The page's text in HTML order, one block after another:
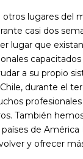
otros lugares del
casi dos
lugar que
capacitados
a su propio
durante el
También
de América
y ofrecer